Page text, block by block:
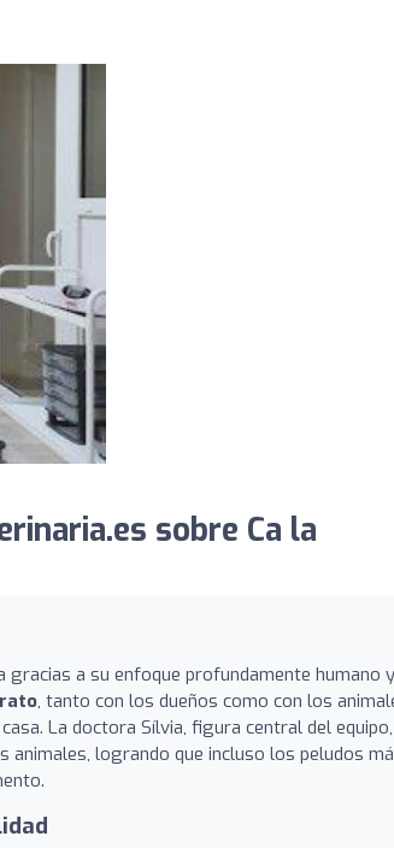
sobre Ca la
gracias a su enfoque profundamente humano y
, tanto con los dueños como con los
La doctora Sílvia, figura central del
animales, logrando que incluso los peludos